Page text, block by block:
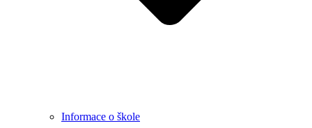
Informace o škole